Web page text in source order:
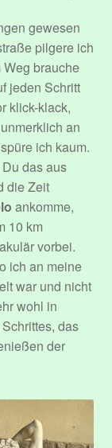
gewesen
pilgere ich
brauche
jeden Schritt
klick-klack,
an
ich kaum.
das aus
die Zeit
ankomme,
10 km
vorbei.
ich an meine
war und nicht
wohl in
das
der